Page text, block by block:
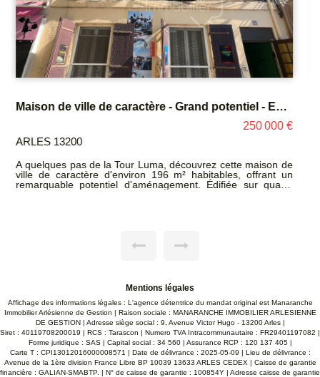
245 000 €
ARLES 13200
Située dans un quartier résidentiel, cette maison de plain-
pied d'environ 63 m² offre un beau potentiel après travaux de
rafraîchissement. Elle se compose d'un séjour lumineux
maison, idéal pour aménager différents espaces de détente
Mentions légales
Affichage des informations légales : L'agence détentrice du mandat original est Manaranche
Immobilier Arlésienne de Gestion | Raison sociale : MANARANCHE IMMOBILIER ARLESIENNE
DE GESTION | Adresse siège social : 9, Avenue Victor Hugo - 13200 Arles |
Siret : 40119708200019 | RCS : Tarascon | Numero TVA Intracommunautaire : FR29401197082 |
Forme juridique : SAS | Capital social : 34 560 | Assurance RCP : 120 137 405 |
Carte T : CPI13012016000008571 | Date de délivrance : 2025-05-09 | Lieu de délivrance :
Avenue de la 1ère division France Libre BP 10039 13633 ARLES CEDEX | Caisse de garantie
financière : GALIAN-SMABTP. | N° de caisse de garantie : 100854Y | Adresse caisse de garantie